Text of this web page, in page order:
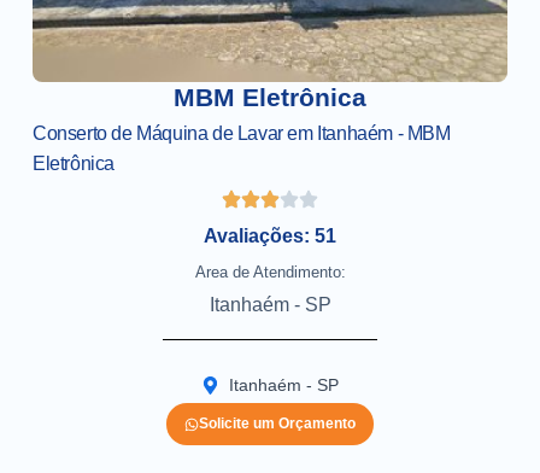
MBM Eletrônica
Conserto de Máquina de Lavar em Itanhaém - MBM
Eletrônica
Avaliações: 51
Area de Atendimento:
Itanhaém - SP
Itanhaém - SP
Solicite um Orçamento